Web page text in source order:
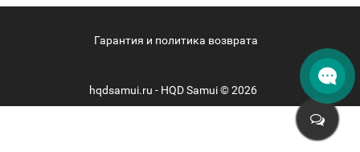
Гарантия и политика возврата
hqdsamui.ru - HQD Samui © 2026